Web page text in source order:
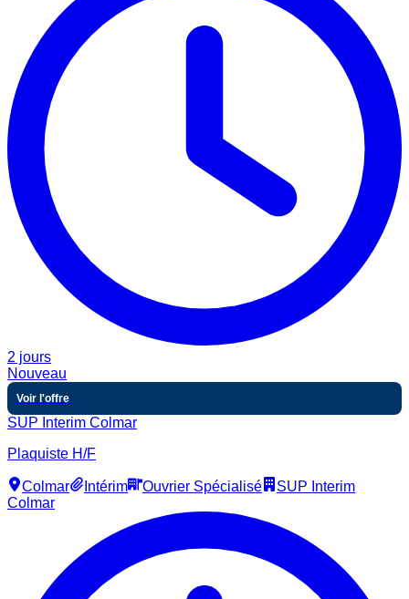
2 jours
Nouveau
Voir l'offre
SUP Interim Colmar
Plaquiste H/F
Colmar Intérim Ouvrier Spécialisé
SUP Interim
Colmar